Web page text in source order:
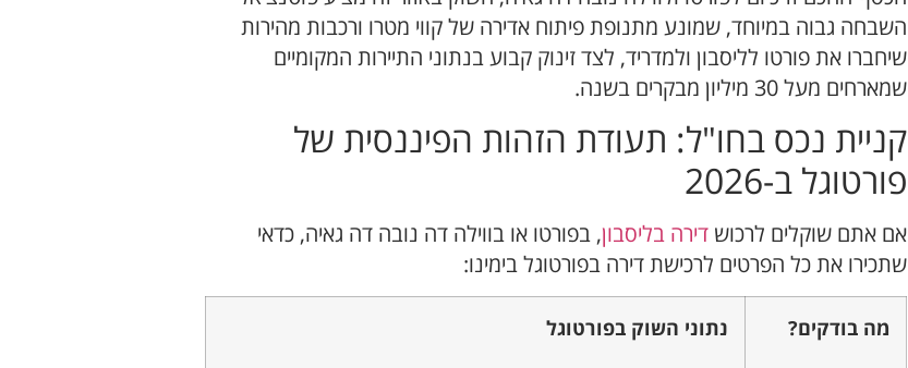
השבחה גבוה במיוחד, שמונע מתנופת פיתוח אדירה של קווי מטרו ורכבות מהירות
שיחברו את פורטו לליסבון ולמדריד, לצד זינוק קבוע בנתוני התיירות המקומיים
שמארחים מעל 30 מיליון מבקרים בשנה.
קניית נכס בחו"ל: תעודת הזהות הפיננסית של
פורטוגל ב-2026
אם אתם שוקלים לרכוש דירה בליסבון, בפורטו או בווילה דה נובה דה גאיה, כדאי
שתכירו את כל הפרטים לרכישת דירה בפורטוגל בימינו:
מה בודקים? נתוני השוק בפורטוגל